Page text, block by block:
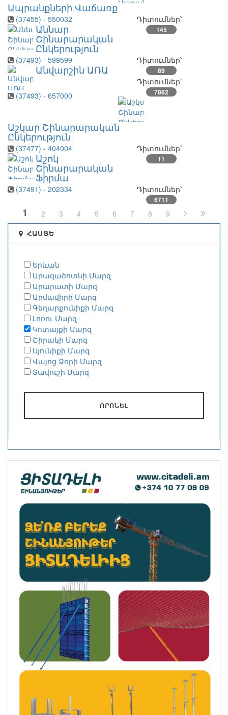
Ապրանքների Վաճառք
Դիտումներ՝
145
(37455) - 550032
Աննար
Շինարարական
Ընկերություն
Դիտումներ՝
89
(37493) - 599599
Անվարշին ԱՌԱ
Դիտումներ՝
7862
(37493) - 657000
Աշկար Շինարարական
Ընկերություն
Դիտումներ՝
11
(37477) - 404004
Աշոկ
Շինարարական
Ֆիրմա
Դիտումներ՝
6711
(37491) - 202334
1 2 3 4 5 6 7 8 9
ՀԱՍՑԵ
Երևան
Արագածոտնի Մարզ
Արարատի Մարզ
Արմավիրի Մարզ
Գեղարքունիքի Մարզ
Լոռու Մարզ
Կոտայքի Մարզ
Շիրակի Մարզ
Սյունիքի Մարզ
Վայոց Ձորի Մարզ
Տավուշի Մարզ
ՈՐՈՆԵԼ